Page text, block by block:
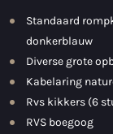
Standaard
donkerblauw
Diverse grote
Kabelaring
Rvs kikkers (6
RVS boegoog